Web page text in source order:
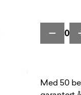
0
Med 50